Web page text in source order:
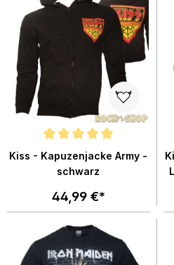
Durchschnittliche Bewertung von 5
Kiss - Kapuzenjacke Army -
schwarz
44,99 €*